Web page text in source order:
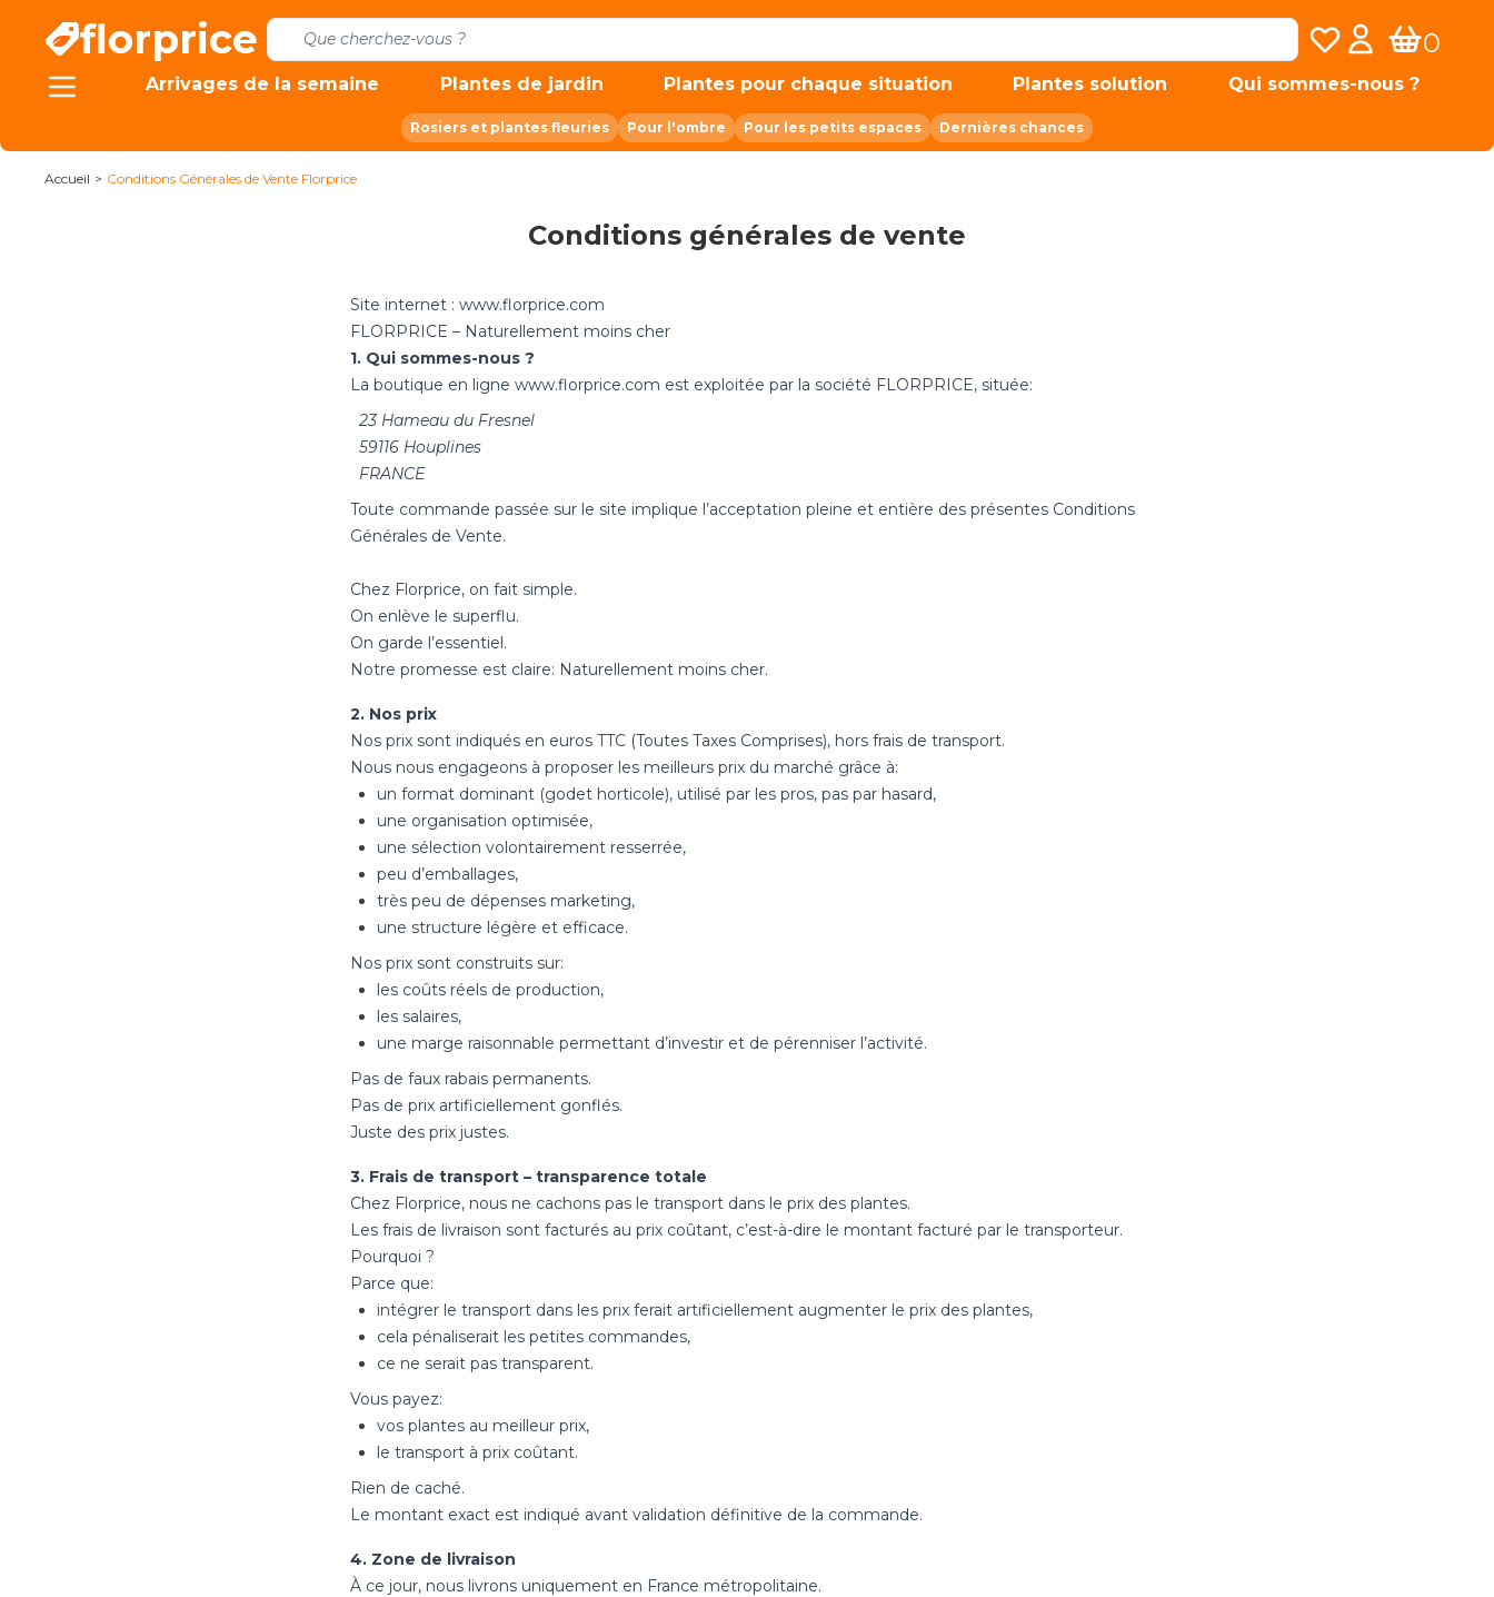
florprice Mes listes de favoris
Mon compte
0
Arrivages de la semaine Plantes de jardin Plantes pour chaque situation Plantes solution Qui sommes-nous ?
Rosiers et plantes fleuries Pour l'ombre Pour les petits espaces Dernières chances
Accueil > Conditions Générales de Vente Florprice
Conditions générales de vente
Site internet : www.florprice.com
FLORPRICE – Naturellement moins cher
1. Qui sommes-nous ?
La boutique en ligne www.florprice.com est exploitée par la société FLORPRICE, située:
23 Hameau du Fresnel
59116 Houplines
FRANCE
Toute commande passée sur le site implique l’acceptation pleine et entière des présentes Conditions
Générales de Vente.
Chez Florprice, on fait simple.
On enlève le superflu.
On garde l’essentiel.
Notre promesse est claire: Naturellement moins cher.
2. Nos prix
Nos prix sont indiqués en euros TTC (Toutes Taxes Comprises), hors frais de transport.
Nous nous engageons à proposer les meilleurs prix du marché grâce à:
un format dominant (godet horticole), utilisé par les pros, pas par hasard,
une organisation optimisée,
une sélection volontairement resserrée,
peu d’emballages,
très peu de dépenses marketing,
une structure légère et efficace.
Nos prix sont construits sur:
les coûts réels de production,
les salaires,
une marge raisonnable permettant d’investir et de pérenniser l’activité.
Pas de faux rabais permanents.
Pas de prix artificiellement gonflés.
Juste des prix justes.
3. Frais de transport – transparence totale
Chez Florprice, nous ne cachons pas le transport dans le prix des plantes.
Les frais de livraison sont facturés au prix coûtant, c’est-à-dire le montant facturé par le transporteur.
Pourquoi ?
Parce que:
intégrer le transport dans les prix ferait artificiellement augmenter le prix des plantes,
cela pénaliserait les petites commandes,
ce ne serait pas transparent.
Vous payez:
vos plantes au meilleur prix,
le transport à prix coûtant.
Rien de caché.
Le montant exact est indiqué avant validation définitive de la commande.
4. Zone de livraison
À ce jour, nous livrons uniquement en France métropolitaine.